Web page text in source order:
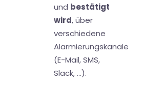
und bestätigt
wird, über
verschiedene
Alarmierungskanäle
(E-Mail, SMS,
Slack, ...).